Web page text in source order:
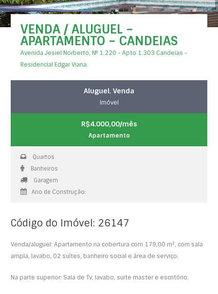
VENDA / ALUGUEL –
APARTAMENTO – CANDEIAS
Avenida Jesiel Norberto, Nº 1.220 - Apto 1.303 Candeias -
Residencial Edgar Viana.
Aluguel, Venda
Imóvel
R$4.000,00/mês
Apartamento
Quartos
Banheiros
Garagem
Ano de Construção:
Código do Imóvel: 26147
Venda/aluguel: Apartamento na cobertura com 179,00 m², com sala
ampla, lavabo, 02 suítes, banheiro social e área de serviço.
Na parte superior: Sala de Tv, lavabo, suite master e escritório.